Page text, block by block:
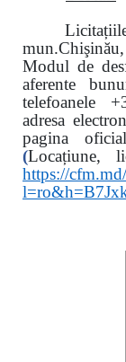
Modul de
aferente
telefoanele
adresa
pagina
(
https://